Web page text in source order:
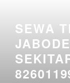
kontenSEWA